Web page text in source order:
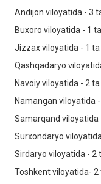
Andijon viloyatida - 3
Buxoro viloyatida - 1 ta
Jizzax viloyatida - 1 ta
Qashqadaryo
Navoiy viloyatida - 2 ta
Namangan viloyatida
Samarqand viloyatida
Surxondaryo
Sirdaryo viloyatida - 2
Toshkent viloyatida- 2